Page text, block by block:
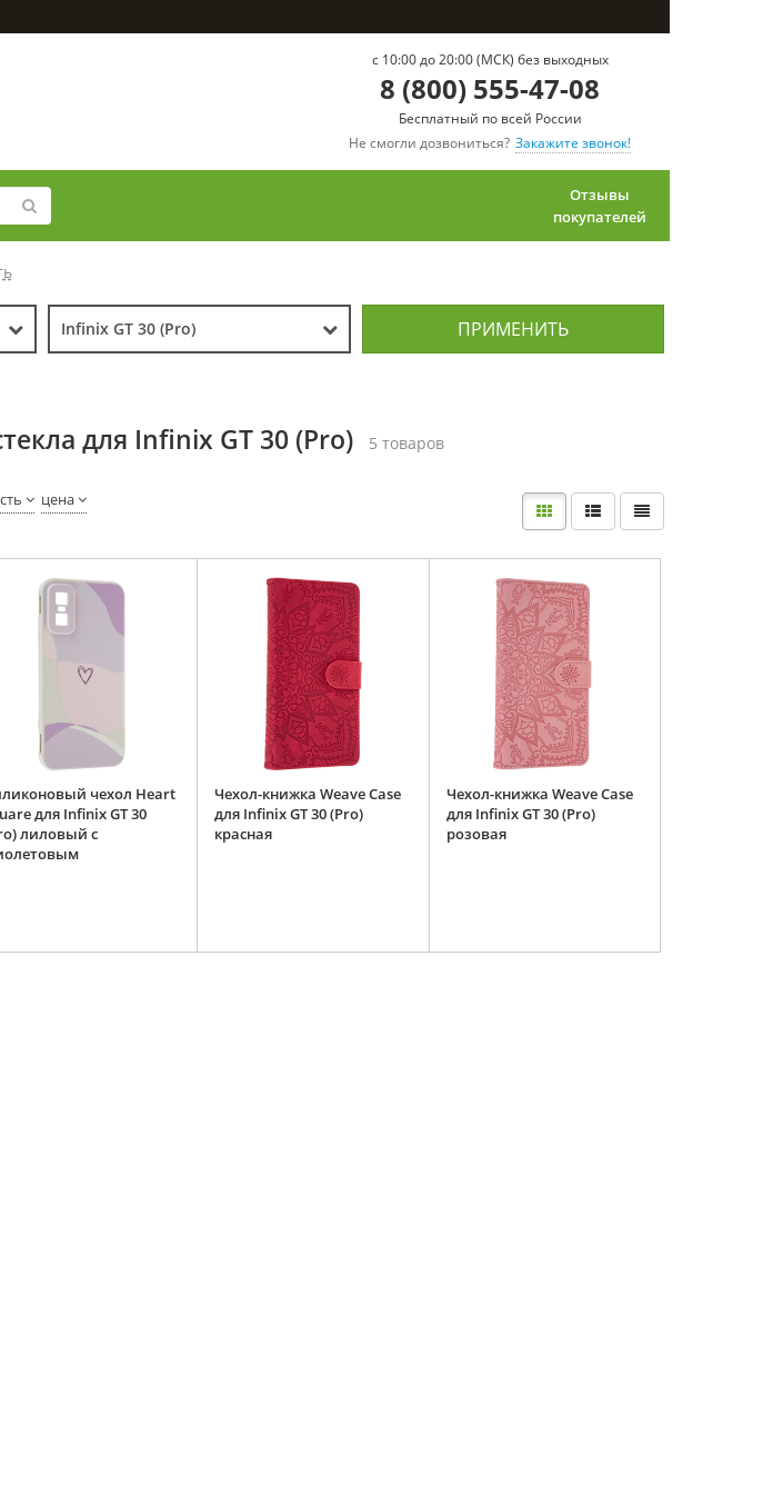
c 10:00 до 20:00 (МСК) без выходных
8 (800) 555-47-08
Бесплатный по всей России
Не смогли дозвониться? Закажите звонок!
Отзывы
покупателей
Infinix GT 30 (Pro) ПРИМЕНИТЬ
для Infinix GT 30 (Pro) 5 товаров
цена
чехол Heart
для Infinix GT 30
лиловый с
Чехол-книжка Weave Case
для Infinix GT 30 (Pro)
красная
Чехол-книжка Weave Case
для Infinix GT 30 (Pro)
розовая